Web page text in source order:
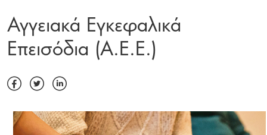
Αγγειακά Εγκεφαλικά
Επεισόδια (Α.Ε.Ε.)